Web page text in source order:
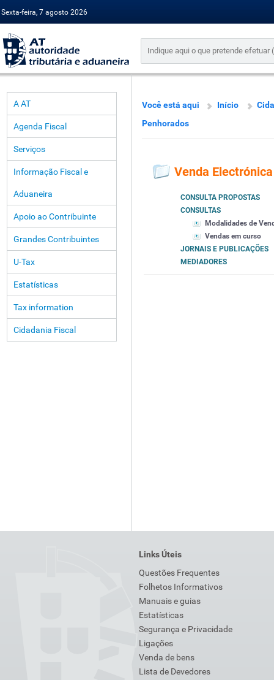
Sexta-feira, 7 agosto 2026
A AT
Agenda Fiscal
Serviços
Informação Fiscal e
Aduaneira
Apoio ao Contribuinte
Grandes Contribuintes
U-Tax
Estatísticas
Tax information
Cidadania Fiscal
Você está aqui Início
Penhorados
Venda
CONSULTA PROPOSTAS
CONSULTAS
Modalidades de
Vendas em curso
JORNAIS E PUBLICAÇÕES
MEDIADORES
Links Úteis
Questões Frequentes
Folhetos Informativos
Manuais e guias
Estatísticas
Segurança e Privacidade
Ligações
Venda de bens
Lista de Devedores